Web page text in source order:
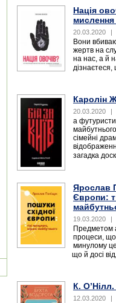
Нація
мислення
20.03.2020 |
Вони
жертв на
на нас, а й
дізнаєтеся,
Каролін
20.03.2020 |
а
сімейні
загадка
Ярослав
Європи:
19.03.2020 |
Предметом
процеси,
минулому
що й досі
К.
12.03.2020 |